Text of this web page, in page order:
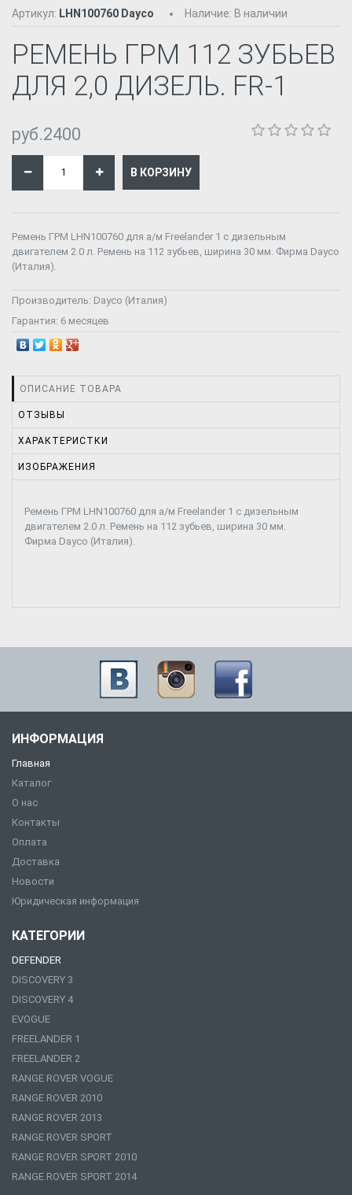
Артикул: LHN100760 Dayco Наличие: В наличии
РЕМЕНЬ ГРМ 112 ЗУБЬЕВ
ДЛЯ 2,0 ДИЗЕЛЬ. FR-1
руб.2400
Ремень ГРМ LHN100760 для а/м Freelander 1 с дизельным
двигателем 2.0 л. Ремень на 112 зубьев, ширина 30 мм. Фирма Dayco
(Италия).
Производитель: Dayco (Италия)
Гарантия: 6 месяцев
ОПИСАНИЕ ТОВАРА
ОТЗЫВЫ
ХАРАКТЕРИСТКИ
ИЗОБРАЖЕНИЯ
Ремень ГРМ LHN100760 для а/м Freelander 1 с дизельным
двигателем 2.0 л. Ремень на 112 зубьев, ширина 30 мм.
Фирма Dayco (Италия).
ИНФОРМАЦИЯ
Главная
Каталог
О нас
Контакты
Оплата
Доставка
Новости
Юридическая информация
КАТЕГОРИИ
DEFENDER
DISCOVERY 3
DISCOVERY 4
EVOGUE
FREELANDER 1
FREELANDER 2
RANGE ROVER VOGUE
RANGE ROVER 2010
RANGE ROVER 2013
RANGE ROVER SPORT
RANGE ROVER SPORT 2010
RANGE ROVER SPORT 2014